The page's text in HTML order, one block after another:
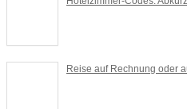
Reise auf Rechnung oder